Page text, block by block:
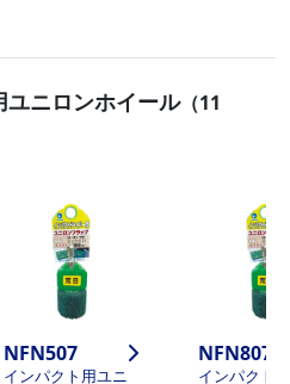
ユニロンホイール（11
NFN507
インパクト用ユニ
NFN807
インパクト